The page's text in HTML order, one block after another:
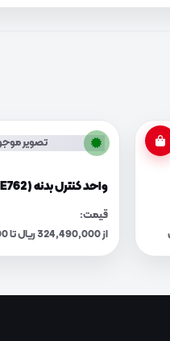
تصویر
واحد کنترل بدنه (954103E762)
قیمت:
از 324,490,000 ریال تا 337,740,000 ریال